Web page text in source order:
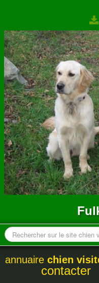
VISUELS▼
ANNUAIRE
CONTACT
annuaire chien
contacter